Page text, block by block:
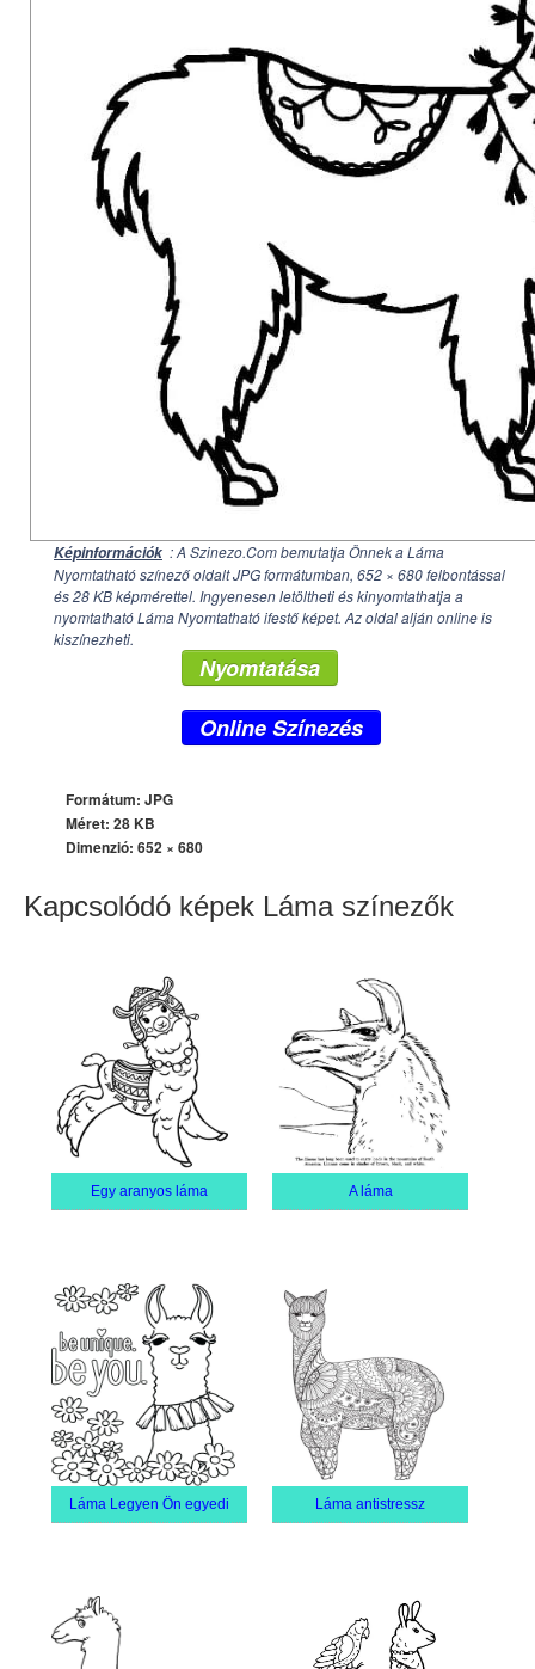
Képinformációk : A Szinezo.Com bemutatja Önnek a Láma
Nyomtatható színező oldalt JPG formátumban, 652 × 680felbontással
és 28 KB képmérettel. Ingyenesen letöltheti és kinyomtathatja a
nyomtatható Láma Nyomtatható ifestő képet. Az oldal alján online is
kiszínezheti.
Nyomtatása
Online Színezés
Formátum: JPG
Méret: 28 KB
Dimenzió: 652 × 680
Kapcsolódó képek Láma színezők
Egy aranyos láma A láma
Láma Legyen Ön egyedi Láma antistressz